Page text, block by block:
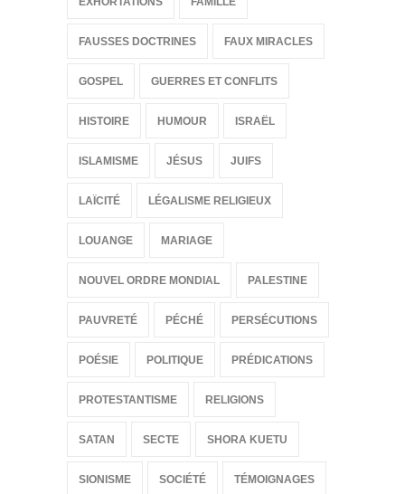
FAUSSES DOCTRINES FAUX MIRACLES
GOSPEL GUERRES ET CONFLITS
HISTOIRE HUMOUR ISRAËL
ISLAMISME JÉSUS JUIFS
LAÏCITÉ LÉGALISME RELIGIEUX
LOUANGE MARIAGE
NOUVEL ORDRE MONDIAL PALESTINE
PAUVRETÉ PÉCHÉ PERSÉCUTIONS
POÉSIE POLITIQUE PRÉDICATIONS
PROTESTANTISME RELIGIONS
SATAN SECTE SHORA KUETU
SIONISME SOCIÉTÉ TÉMOIGNAGES